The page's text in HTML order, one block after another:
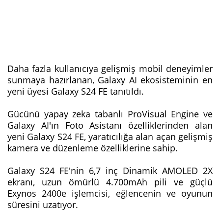
Daha fazla kullanıcıya gelişmiş mobil deneyimler
sunmaya hazırlanan, Galaxy AI ekosisteminin en
yeni üyesi Galaxy S24 FE tanıtıldı.
Gücünü yapay zeka tabanlı ProVisual Engine ve
Galaxy AI'ın Foto Asistanı özelliklerinden alan
yeni Galaxy S24 FE, yaratıcılığa alan açan gelişmiş
kamera ve düzenleme özelliklerine sahip.
Galaxy S24 FE'nin 6,7 inç Dinamik AMOLED 2X
ekranı, uzun ömürlü 4.700mAh pili ve güçlü
Exynos 2400e işlemcisi, eğlencenin ve oyunun
süresini uzatıyor.